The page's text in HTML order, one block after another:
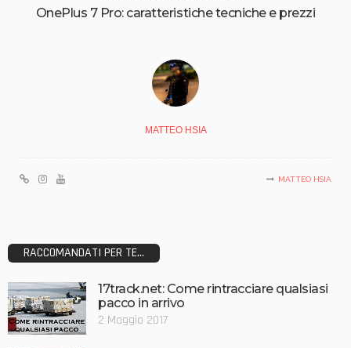
OnePlus 7 Pro: caratteristiche tecniche e prezzi
MATTEO HSIA
MATTEO HSIA
RACCOMANDATI PER TE...
17track.net: Come rintracciare qualsiasi
pacco in arrivo
2 Maggio 2017